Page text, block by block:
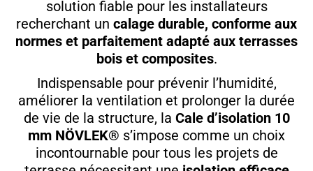
solution fiable pour les installateurs
recherchant un calage durable, conforme aux
normes et parfaitement adapté aux terrasses
bois et composites.
Indispensable pour prévenir l’humidité,
améliorer la ventilation et prolonger la durée
de vie de la structure, la Cale d’isolation 10
mm NÖVLEK® s’impose comme un choix
incontournable pour tous les projets de